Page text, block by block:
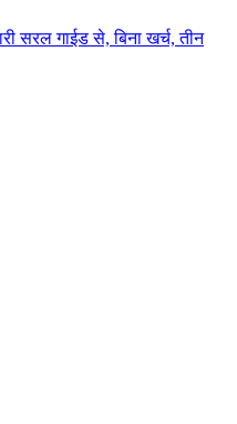
सरल गाईड से, बिना खर्च, तीन